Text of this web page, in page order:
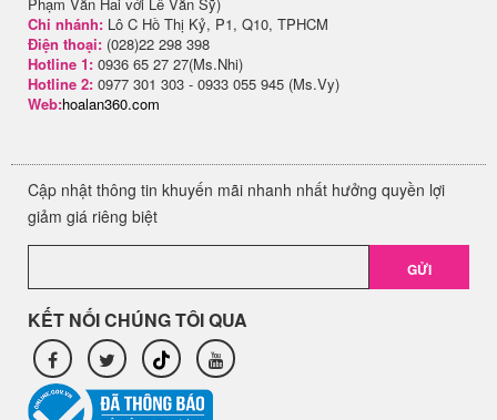
Chi nhánh: Lô C Hồ Thị Kỷ, P1, Q10, TPHCM
Điện thoại: (028)22 298 398
Hotline 1: 0936 65 27 27(Ms.Nhi)
Hotline 2: 0977 301 303 - 0933 055 945 (Ms.Vy)
Web:hoalan360.com
Cập nhật thông tin khuyến mãi nhanh nhất hưởng quyền lợi
giảm giá riêng biệt
GỬI
KẾT NỐI CHÚNG TÔI QUA